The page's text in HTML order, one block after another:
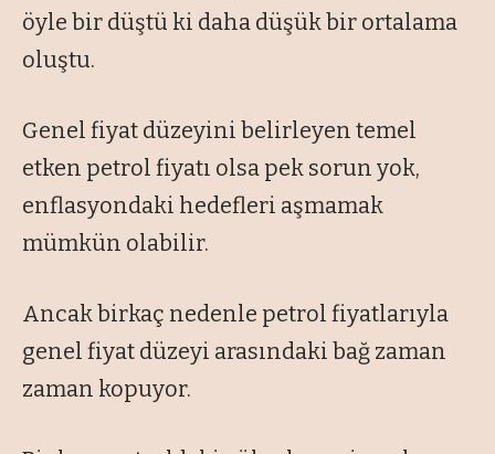
öyle bir düştü ki daha düşük bir ortalama
oluştu.
Genel fiyat düzeyini belirleyen temel
etken petrol fiyatı olsa pek sorun yok,
enflasyondaki hedefleri aşmamak
mümkün olabilir.
Ancak birkaç nedenle petrol fiyatlarıyla
genel fiyat düzeyi arasındaki bağ zaman
zaman kopuyor.